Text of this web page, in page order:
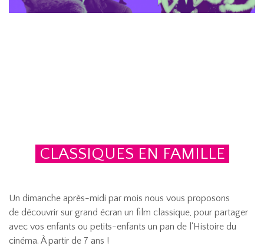
CLASSIQUES EN FAMILLE
Un dimanche après-midi par mois nous vous proposons
de découvrir sur grand écran un film classique, pour partager
avec vos enfants ou petits-enfants un pan de l'Histoire du
cinéma. À partir de 7 ans !